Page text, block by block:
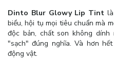
Dinto Blur Glowy Lip Tint
biểu, hội tụ mọi tiêu chuẩn mà
độc bản, chất son không dính
"sạch" đúng nghĩa. Và hơn
động vật.